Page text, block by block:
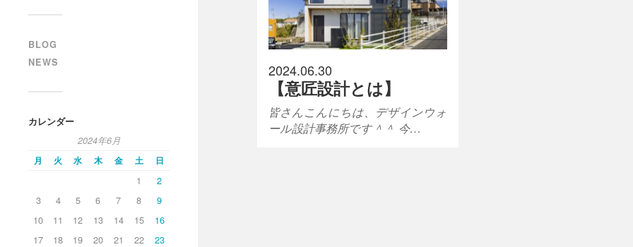
BLOG
NEWS
カレンダー
2024年6月
月 火 水 木 金 土 日
1
2
3
4 5 6 7 8
9
10
11 12 13 14 15
16
17
18 19 20 21 22
23
2024.06.30
【意匠設計とは】
皆さんこんにちは、デザインウォ
ール設計事務所です＾＾ 今…